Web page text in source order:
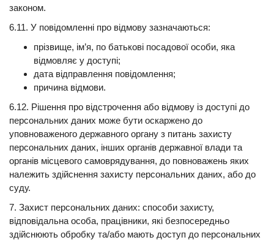
законом.
6.11. У повідомленні про відмову зазначаються:
прізвище, ім’я, по батькові посадової особи, яка
відмовляє у доступі;
дата відправлення повідомлення;
причина відмови.
6.12. Рішення про відстрочення або відмову із доступі до
персональних даних може бути оскаржено до
уповноваженого державного органу з питань захисту
персональних даних, інших органів державної влади та
органів місцевого самоврядування, до повноважень яких
належить здійснення захисту персональних даних, або до
суду.
7. Захист персональних даних: способи захисту,
відповідальна особа, працівники, які безпосередньо
здійснюють обробку та/або мають доступ до персональних